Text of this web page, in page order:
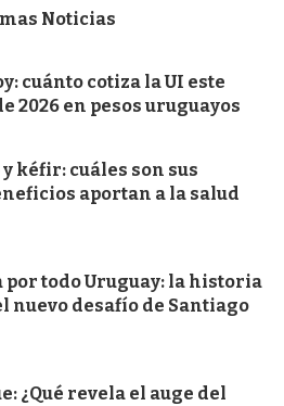
Noticias
cuánto cotiza la UI este
2026 en pesos uruguayos
kéfir: cuáles son sus
aportan a la salud
por todo Uruguay: la historia
nuevo desafío de Santiago
¿Qué revela el auge del